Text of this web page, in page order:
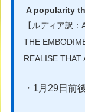
A popularity
【ルディア訳
THE
REALISE THAT
・1月29日前